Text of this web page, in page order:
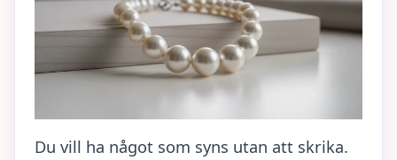
Du vill ha något som syns utan att skrika.